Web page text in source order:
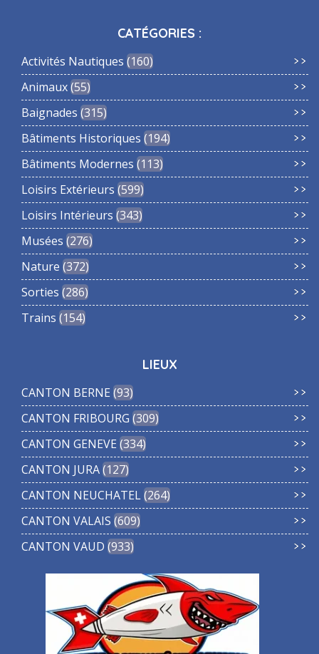
CATÉGORIES :
Activités Nautiques 160
Animaux 55
Baignades 315
Bâtiments Historiques 194
Bâtiments Modernes 113
Loisirs Extérieurs 599
Loisirs Intérieurs 343
Musées 276
Nature 372
Sorties 286
Trains 154
LIEUX
CANTON BERNE 93
CANTON FRIBOURG 309
CANTON GENEVE 334
CANTON JURA 127
CANTON NEUCHATEL 264
CANTON VALAIS 609
CANTON VAUD 933